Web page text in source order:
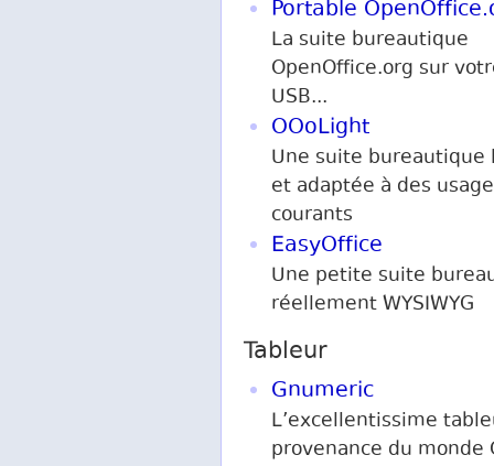
Portable
La suite bureautique
OpenOffice.org sur
USB...
OOoLight
Une suite bureautique
et adaptée à des
courants
EasyOffice
Une petite suite
réellement WYSIWYG
Tableur
Gnumeric
L’excellentissime
provenance du monde